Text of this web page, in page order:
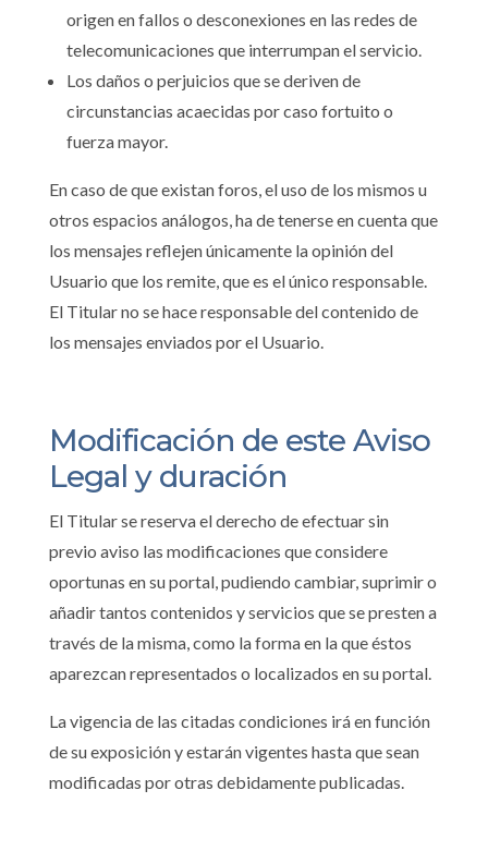
origen en fallos o desconexiones en las redes de
telecomunicaciones que interrumpan el servicio.
Los daños o perjuicios que se deriven de
circunstancias acaecidas por caso fortuito o
fuerza mayor.
En caso de que existan foros, el uso de los mismos u
otros espacios análogos, ha de tenerse en cuenta que
los mensajes reflejen únicamente la opinión del
Usuario que los remite, que es el único responsable.
El Titular no se hace responsable del contenido de
los mensajes enviados por el Usuario.
Modificación de este Aviso
Legal y duración
El Titular se reserva el derecho de efectuar sin
previo aviso las modificaciones que considere
oportunas en su portal, pudiendo cambiar, suprimir o
añadir tantos contenidos y servicios que se presten a
través de la misma, como la forma en la que éstos
aparezcan representados o localizados en su portal.
La vigencia de las citadas condiciones irá en función
de su exposición y estarán vigentes hasta que sean
modificadas por otras debidamente publicadas.